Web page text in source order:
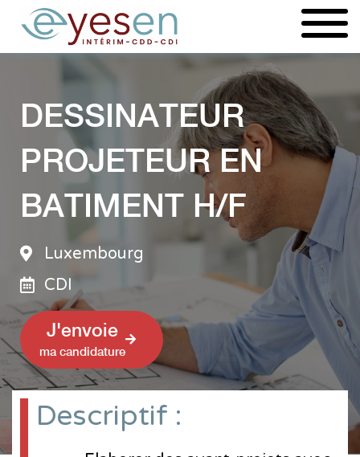
Aller
contenu
DESSINATEUR
PROJETEUR EN
BATIMENT H/F
Luxembourg
CDI
J'envoie
ma candidature
Descriptif :